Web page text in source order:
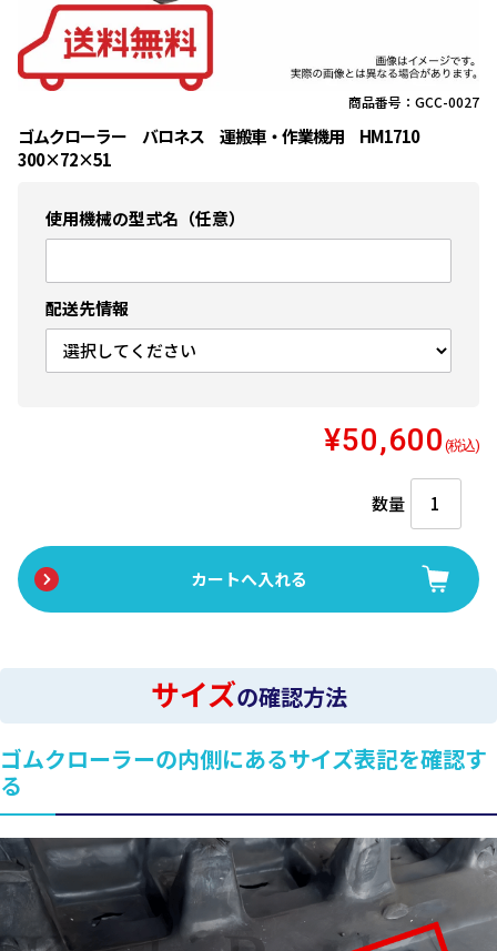
商品番号：GCC-0027
ゴムクローラー バロネス 運搬車・作業機用 HM1710
300×72×51
使用機械の型式名（任意）
配送先情報
¥50,600 (税込)
数量
サイズの確認方法
ゴムクローラーの内側にあるサイズ表記を確認す
る